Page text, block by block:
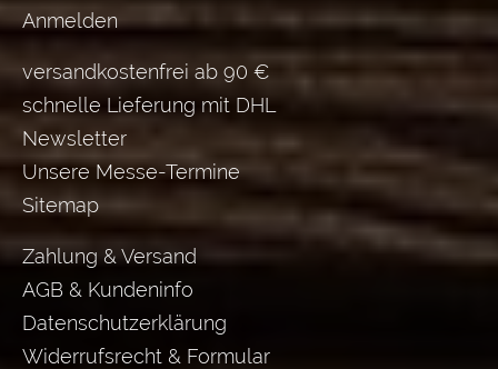
Anmelden
versandkostenfrei ab 90 €
schnelle Lieferung mit DHL
Newsletter
Unsere Messe-Termine
Sitemap
Zahlung & Versand
AGB & Kundeninfo
Datenschutzerklärung
Widerrufsrecht & Formular